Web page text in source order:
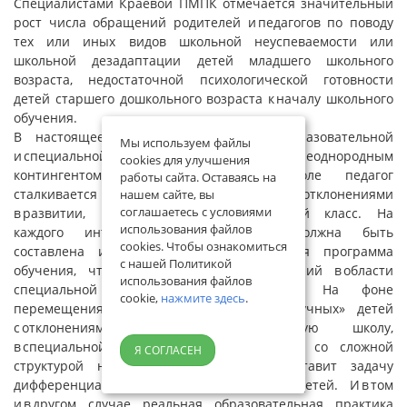
рост числа обращений родителей и педагогов по поводу
тех или иных видов школьной неуспеваемости или
школьной дезадаптации детей младшего школьного
возраста, недостаточной психологической готовности
детей старшего дошкольного возраста к началу школьного
обучения.
В настоящее время педагогам общеобразовательной
и специальной школ приходится работать с неоднородным
контингентом детей. В массовой школе педагог
сталкивается с детьми с различными отклонениями
в развитии, интегрированными в обычный класс. На
каждого интегрированного ребенка должна быть
составлена и реализована индивидуальная программа
обучения, что требует от педагога знаний в области
специальной психологии и педагогики. На фоне
перемещения части наиболее «благополучных» детей
с отклонениями в развитии в массовую школу,
в специальной школе растет доля детей со сложной
структурой нарушений развития, что ставит задачу
дифференциации уровней образования детей. И в том
Мы используем файлы
cookies для улучшения
работы сайта. Оставаясь на
нашем сайте, вы
соглашаетесь с условиями
использования файлов
cookies. Чтобы ознакомиться
с нашей Политикой
использования файлов
cookie, нажмите здесь.
Я СОГЛАСЕН